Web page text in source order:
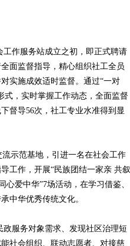
作服务站成立之初，即正式聘请
面监督指导，精心组织社工全员
实施成效适时监督。通过“一对
式，实时掌握工作动态，全面监督
督导56次，社工专业水准得到显
示范基地，引进一名在社会工作
工作，开展“民族团结一家亲 共叙
心爱中华”7场活动，在学习借鉴、
中华优秀传统文化。
服务对象需求、发现社区治理短
社会组织、联动志愿者、对接慈